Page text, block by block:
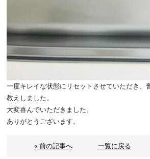
一度キレイな状態にリセットさせていただき、
教えしました。
大変喜んでいただきました。
ありがとうございます。
« 前の記事へ 一覧に戻る